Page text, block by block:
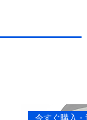
今すぐ購入 -